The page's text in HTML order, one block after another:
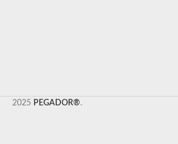
2025 PEGADOR®.